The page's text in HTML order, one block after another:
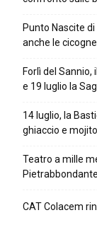
Punto Nascite di
anche le
Forlì del
e 19 luglio la
14 luglio, la
ghiaccio e
Teatro a mille
CAT Colacem